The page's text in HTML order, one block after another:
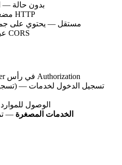
بدون حالة —
مضغوط — يُنقل في رؤوس HTTP
مستقل — يحتوي على
عبر النطاقات — يعمل مع CORS
— رموز Bearer في رأس Authorization
— الوصول
الخدمات المصغرة —